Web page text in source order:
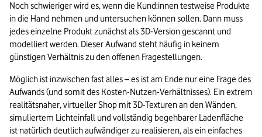
Noch schwieriger wird es, wenn die Kund:innen testweise Produkte
in die Hand nehmen und untersuchen können sollen. Dann muss
jedes einzelne Produkt zunächst als 3D-Version gescannt und
modelliert werden. Dieser Aufwand steht häufig in keinem
günstigen Verhältnis zu den offenen Fragestellungen.
Möglich ist inzwischen fast alles – es ist am Ende nur eine Frage des
Aufwands (und somit des Kosten-Nutzen-Verhältnisses). Ein extrem
realitätsnaher, virtueller Shop mit 3D-Texturen an den Wänden,
simuliertem Lichteinfall und vollständig begehbarer Ladenfläche
ist natürlich deutlich aufwändiger zu realisieren, als ein einfaches